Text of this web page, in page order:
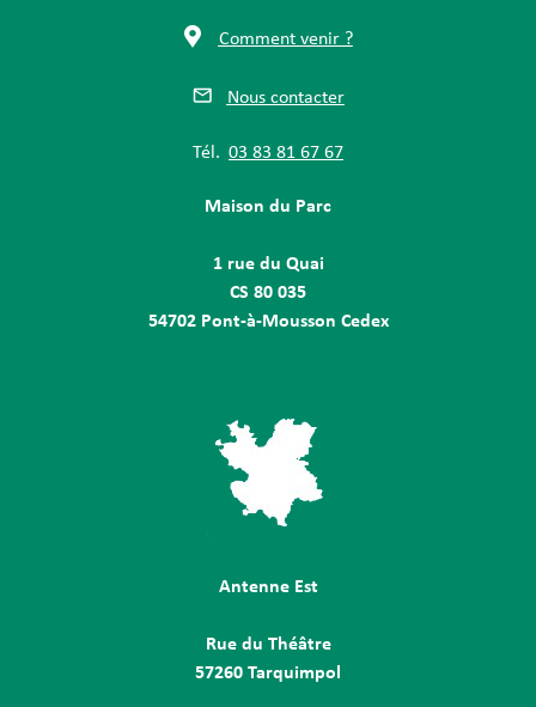
Comment venir ?
Nous contacter
Tél. 03 83 81 67 67
Maison du Parc
1 rue du Quai
CS 80 035
54702 Pont-à-Mousson Cedex
Antenne Est
Rue du Théâtre
57260 Tarquimpol